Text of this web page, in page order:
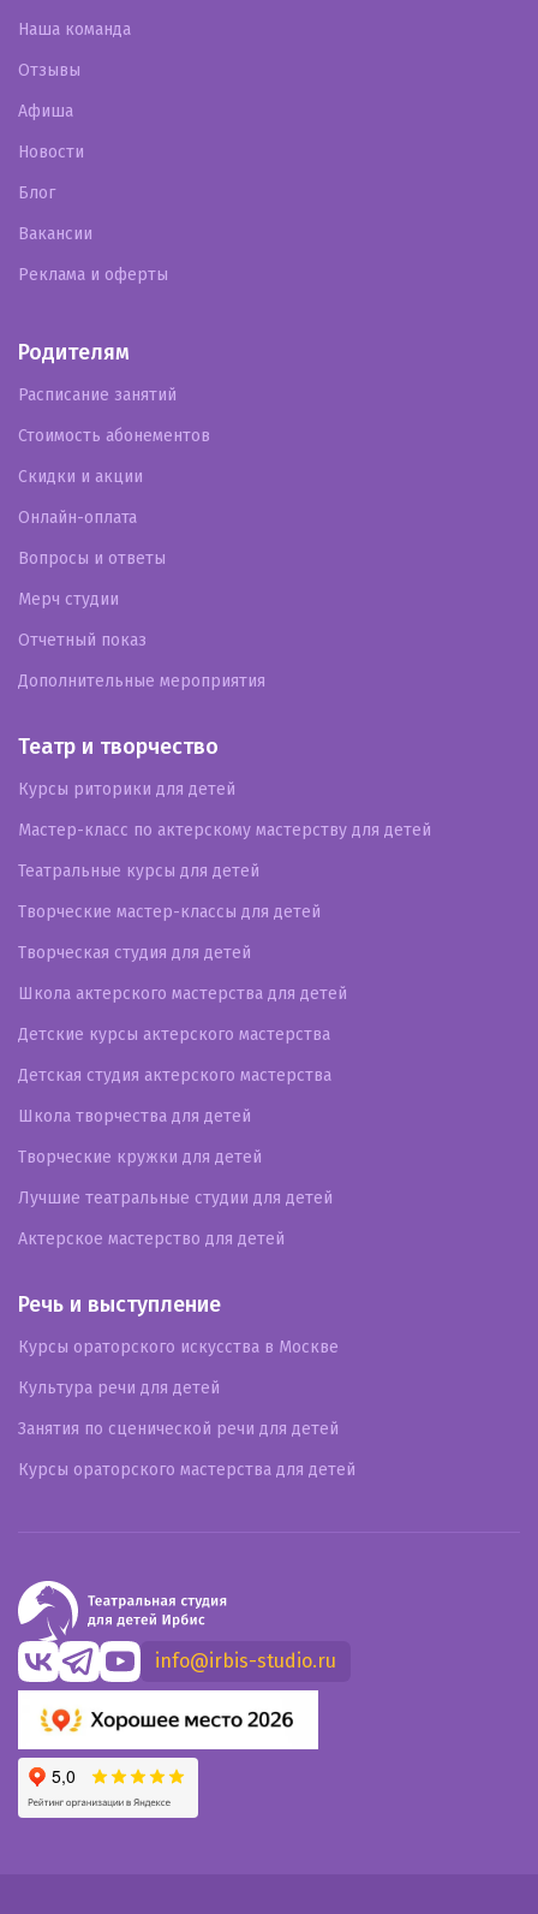
Наша команда
Отзывы
Афиша
Новости
Блог
Вакансии
Реклама и оферты
Родителям
Расписание занятий
Стоимость абонементов
Скидки и акции
Онлайн-оплата
Вопросы и ответы
Мерч студии
Отчетный показ
Дополнительные мероприятия
Театр и творчество
Курсы риторики для детей
Мастер-класс по актерскому мастерству для детей
Театральные курсы для детей
Творческие мастер-классы для детей
Творческая студия для детей
Школа актерского мастерства для детей
Детские курсы актерского мастерства
Детская студия актерского мастерства
Школа творчества для детей
Творческие кружки для детей
Лучшие театральные студии для детей
Актерское мастерство для детей
Речь и выступление
Курсы ораторского искусства в Москве
Культура речи для детей
Занятия по сценической речи для детей
Курсы ораторского мастерства для детей
info@irbis-studio.ru